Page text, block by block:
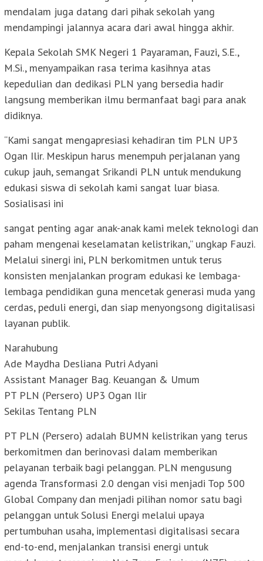
mendalam juga datang dari pihak sekolah yang
mendampingi jalannya acara dari awal hingga akhir.
Kepala Sekolah SMK Negeri 1 Payaraman, Fauzi, S.E.,
M.Si., menyampaikan rasa terima kasihnya atas
kepedulian dan dedikasi PLN yang bersedia hadir
langsung memberikan ilmu bermanfaat bagi para anak
didiknya.
“Kami sangat mengapresiasi kehadiran tim PLN UP3
Ogan Ilir. Meskipun harus menempuh perjalanan yang
cukup jauh, semangat Srikandi PLN untuk mendukung
edukasi siswa di sekolah kami sangat luar biasa.
Sosialisasi ini
sangat penting agar anak-anak kami melek teknologi dan
paham mengenai keselamatan kelistrikan,” ungkap Fauzi.
Melalui sinergi ini, PLN berkomitmen untuk terus
konsisten menjalankan program edukasi ke lembaga-
lembaga pendidikan guna mencetak generasi muda yang
cerdas, peduli energi, dan siap menyongsong digitalisasi
layanan publik.
Narahubung
Ade Maydha Desliana Putri Adyani
Assistant Manager Bag. Keuangan & Umum
PT PLN (Persero) UP3 Ogan Ilir
Sekilas Tentang PLN
PT PLN (Persero) adalah BUMN kelistrikan yang terus
berkomitmen dan berinovasi dalam memberikan
pelayanan terbaik bagi pelanggan. PLN mengusung
agenda Transformasi 2.0 dengan visi menjadi Top 500
Global Company dan menjadi pilihan nomor satu bagi
pelanggan untuk Solusi Energi melalui upaya
pertumbuhan usaha, implementasi digitalisasi secara
end-to-end, menjalankan transisi energi untuk